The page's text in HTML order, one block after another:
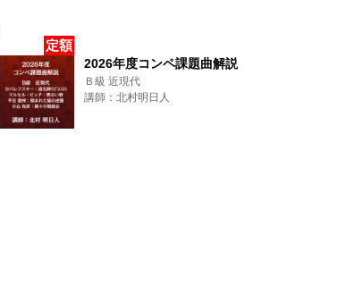
定額
2026年度コンペ課題曲解説
Ｂ級 近現代
講師：北村明日人